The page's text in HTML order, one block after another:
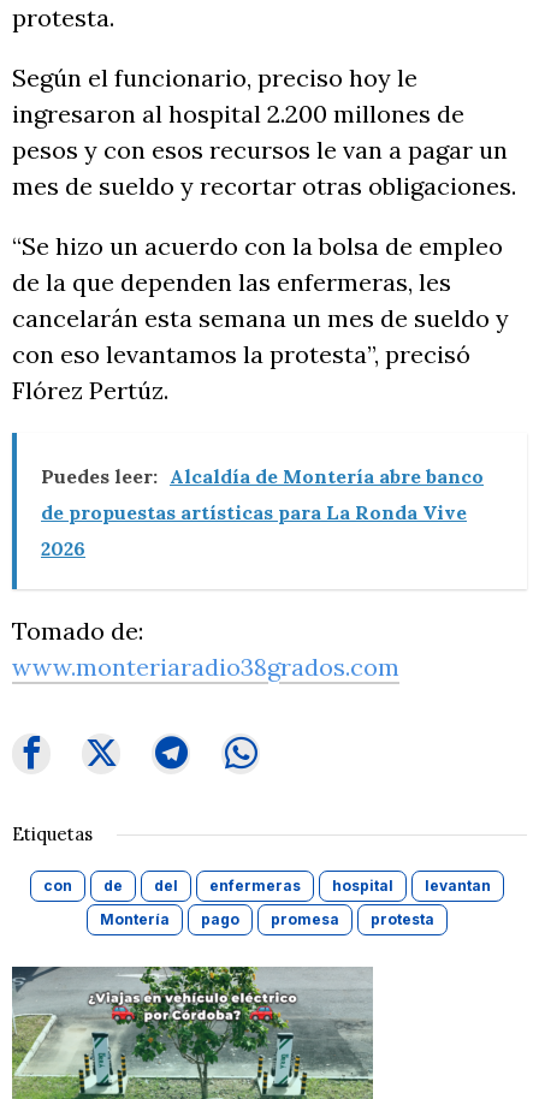
protesta.
Según el funcionario, preciso hoy le
ingresaron al hospital 2.200 millones de
pesos y con esos recursos le van a pagar un
mes de sueldo y recortar otras obligaciones.
“Se hizo un acuerdo con la bolsa de empleo
de la que dependen las enfermeras, les
cancelarán esta semana un mes de sueldo y
con eso levantamos la protesta”, precisó
Flórez Pertúz.
Puedes leer: Alcaldía de Montería abre banco
de propuestas artísticas para La Ronda Vive
2026
Tomado de:
www.monteriaradio38grados.com
Etiquetas
con de del enfermeras hospital
levantan
Montería
pago promesa protesta